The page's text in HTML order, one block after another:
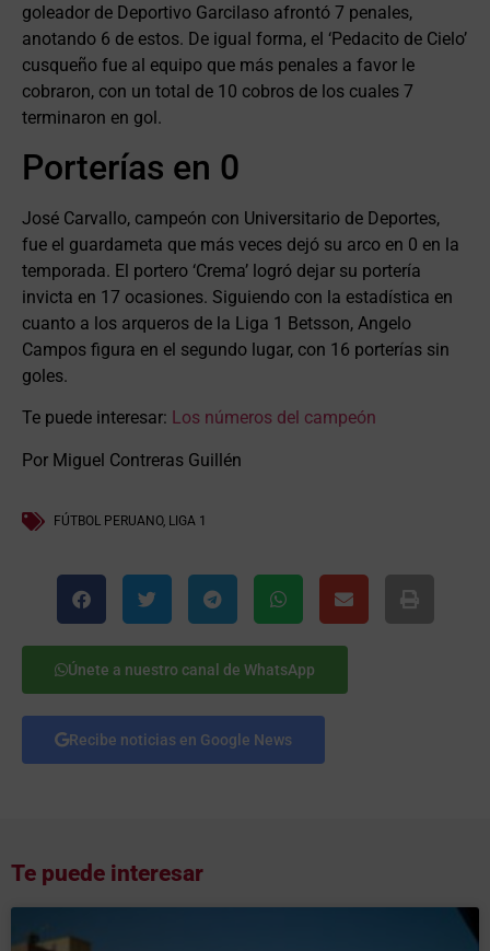
goleador de Deportivo Garcilaso afrontó 7 penales,
anotando 6 de estos. De igual forma, el ‘Pedacito de Cielo’
cusqueño fue al equipo que más penales a favor le
cobraron, con un total de 10 cobros de los cuales 7
terminaron en gol.
Porterías en 0
José Carvallo, campeón con Universitario de Deportes,
fue el guardameta que más veces dejó su arco en 0 en la
temporada. El portero ‘Crema’ logró dejar su portería
invicta en 17 ocasiones. Siguiendo con la estadística en
cuanto a los arqueros de la Liga 1 Betsson, Angelo
Campos figura en el segundo lugar, con 16 porterías sin
goles.
Te puede interesar: Los números del campeón
Por Miguel Contreras Guillén
FÚTBOL PERUANO, LIGA 1
Únete a nuestro canal de WhatsApp
Recibe noticias en Google News
Te puede interesar